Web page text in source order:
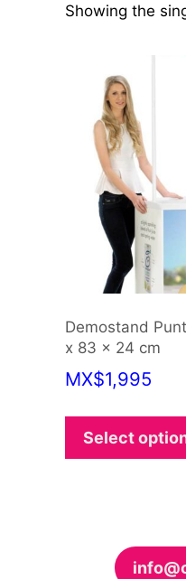
Showing the
Demostand
x 83 x 24 cm
MX$1,995
Select